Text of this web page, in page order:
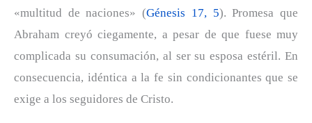
«multitud de naciones» (Génesis 17, 5). Promesa que
Abraham creyó ciegamente, a pesar de que fuese muy
complicada su consumación, al ser su esposa estéril. En
consecuencia, idéntica a la fe sin condicionantes que se
exige a los seguidores de Cristo.